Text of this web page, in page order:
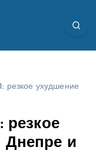
резкое ухудшение
резкое
Днепре и